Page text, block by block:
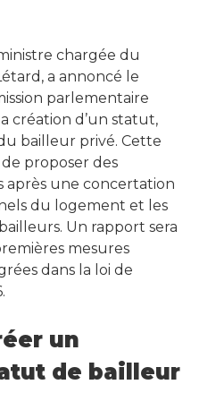
chargée du
a annoncé le
parlementaire
création d’un statut,
bailleur privé. Cette
proposer des
après une concertation
du logement et les
Un rapport sera
mesures
dans la loi de
un
de bailleur